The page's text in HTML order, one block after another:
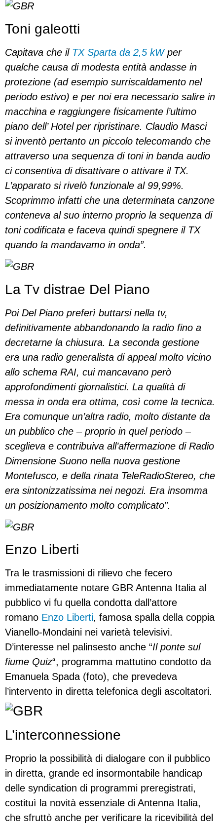
Toni galeotti
Capitava che il TX Sparta da 2,5 kWper
qualche causa di modesta entità andasse in
protezione (ad esempio surriscaldamento nel
periodo estivo) e per noi era necessario salire in
macchina e raggiungere fisicamente l’ultimo
piano dell’ Hotel per ripristinare. Claudio Masci
si inventò pertanto un piccolo telecomando che
attraverso una sequenza di toni in banda audio
ci consentiva di disattivare o attivare il TX.
L’apparato si rivelò funzionale al 99,99%.
Scoprimmo infatti che una determinata canzone
conteneva al suo interno proprio la sequenza di
toni codificata e faceva quindi spegnere il TX
quando la mandavamo in onda”.
La Tv distrae Del Piano
Poi Del Piano preferì buttarsi nella tv,
definitivamente abbandonando la radio fino a
decretarne la chiusura. La seconda gestione
era una radio generalista di appeal molto vicino
allo schema RAI, cui mancavano però
approfondimenti giornalistici. La qualità di
messa in onda era ottima, così come la tecnica.
Era comunque un’altra radio, molto distante da
un pubblico che – proprio in quel periodo –
sceglieva e contribuiva all’affermazione di Radio
Dimensione Suono nella nuova gestione
Montefusco, e della rinata TeleRadioStereo, che
era sintonizzatissima nei negozi. Era insomma
un posizionamento molto complicato”.
Enzo Liberti
Tra le trasmissioni di rilievo che fecero
immediatamente notare GBR Antenna Italia al
pubblico vi fu quella condotta dall’attore
romano Enzo Liberti, famosa spalla della coppia
Vianello-Mondaini nei varietà televisivi.
D’interesse nel palinsesto anche “Il ponte sul
fiume Quiz“, programma mattutino condotto da
Emanuela Spada (foto), che prevedeva
l’intervento in diretta telefonica degli ascoltatori.
L’interconnessione
Proprio la possibilità di dialogare con il pubblico
in diretta, grande ed insormontabile handicap
delle syndication di programmi preregistrati,
costituì la novità essenziale di Antenna Italia,
che sfruttò anche per verificare la ricevibilità del